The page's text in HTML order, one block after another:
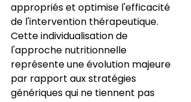
appropriés et optimise l'efficacité
de l'intervention thérapeutique.
Cette individualisation de
l'approche nutritionnelle
représente une évolution majeure
par rapport aux stratégies
génériques qui ne tiennent pas